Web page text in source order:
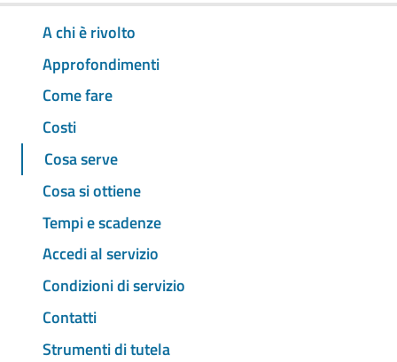
A chi è rivolto
Approfondimenti
Come fare
Costi
Cosa serve
Cosa si ottiene
Tempi e scadenze
Accedi al servizio
Condizioni di servizio
Contatti
Strumenti di tutela